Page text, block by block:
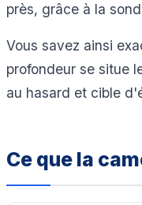
près, grâce à la
Vous savez ainsi
profondeur se situe
au hasard et cible
Ce que la